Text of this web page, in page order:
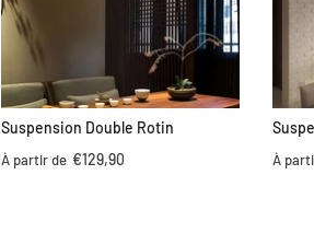
Suspension Double Rotin
À partir de €129,90 À